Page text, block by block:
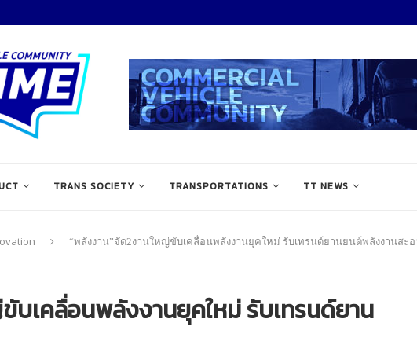
TRANS SOCIETY TRANSPORTATIONS TT NEWS
“พลังงาน”จัด2งานใหญ่ขับเคลื่อนพลังงานยุคใหม่ รับเทรนด์ยานยนต์พลังงานสะ
บเคลื่อนพลังงานยุคใหม่ รับเทรนด์ยาน